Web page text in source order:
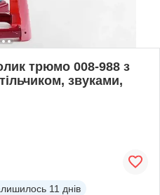
трюмо 008-988 з
звуками,
11 днів